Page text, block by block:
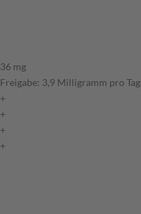
36 mg
Freigabe: 3,9 Milligramm pro Tag
+
+
+
+